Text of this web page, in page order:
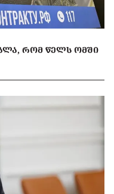
ᲠᲝᲛ ᲬᲔᲚᲡ ᲝᲛᲨᲘ